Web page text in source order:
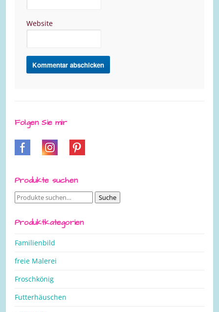
Website
Folgen Sie mir
Produkte suchen
Suche
Suche
Produktkategorien
Familienbild
freie Malerei
Froschkönig
Futterhäuschen